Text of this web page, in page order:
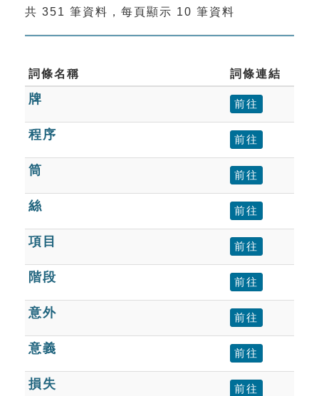
索引選單
單字索引
生命大百科索引
遊戲專區
教學應用
貓頭鷹博士
共 351 筆資料，每頁顯示 10 筆資料
詞條名稱 詞條連結
牌 前往
程序 前往
筒 前往
絲 前往
項目 前往
階段 前往
意外 前往
意義 前往
損失 前往